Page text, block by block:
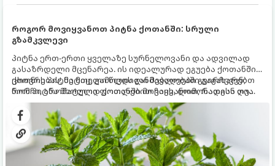
როგორ მოვიყვანოთ პიტნა ქოთანში: სრული
გზამკვლევი
პიტნა ერთ-ერთი ყველაზე სურნელოვანი და ადვილად
გასაზრდელი მცენარეა. ის იდეალურად ეგუება ქოთანში
ცხოვრებას, მეტიც, გამოცდილი მებაღეები გვირჩევენ,
რომ პიტნა მხოლოდ ქოთანში მოვიყვანოთ, რადგან ღია
გრუნტში (ბაღში) დარგვისას ის ფესვებით ძალიან
სწრაფად ვრცელდება და სხვა მცენარეებს ავიწროებს.
ქოთნის პიტნა მთელი წლის განმავლობაში გაგახარებთ
ნორჩი, არომატული ფოთლებით ჩაის, ლიმონათისა თუ
კერძებისთვის.